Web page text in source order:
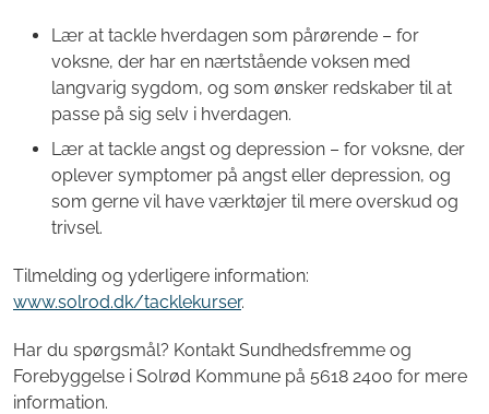
Lær at tackle hverdagen som pårørende – for
voksne, der har en nærtstående voksen med
langvarig sygdom, og som ønsker redskaber til at
passe på sig selv i hverdagen.
Lær at tackle angst og depression – for voksne, der
oplever symptomer på angst eller depression, og
som gerne vil have værktøjer til mere overskud og
trivsel.
Tilmelding og yderligere information:
www.solrod.dk/tacklekurser.
Har du spørgsmål? Kontakt Sundhedsfremme og
Forebyggelse i Solrød Kommune på 5618 2400 for mere
information.